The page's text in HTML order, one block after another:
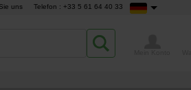
uns Telefon : +33 5 61 64 40 33